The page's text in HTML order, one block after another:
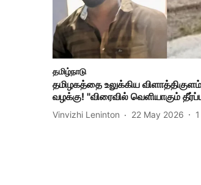
தமிழ்நாடு
தமிழகத்தை உலுக்கிய
வழக்கு! "விரைவில் வெளியாகும்
Vinvizhi Leninton 22 May 2026 1